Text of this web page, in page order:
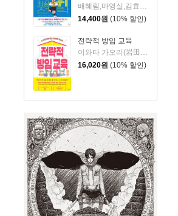
배혜림,마영실,김효정,송숙영,송민규,윤지선 저
14,400원 (10% 할인)
전략적 방임 교육
16,020원 (10% 할인)